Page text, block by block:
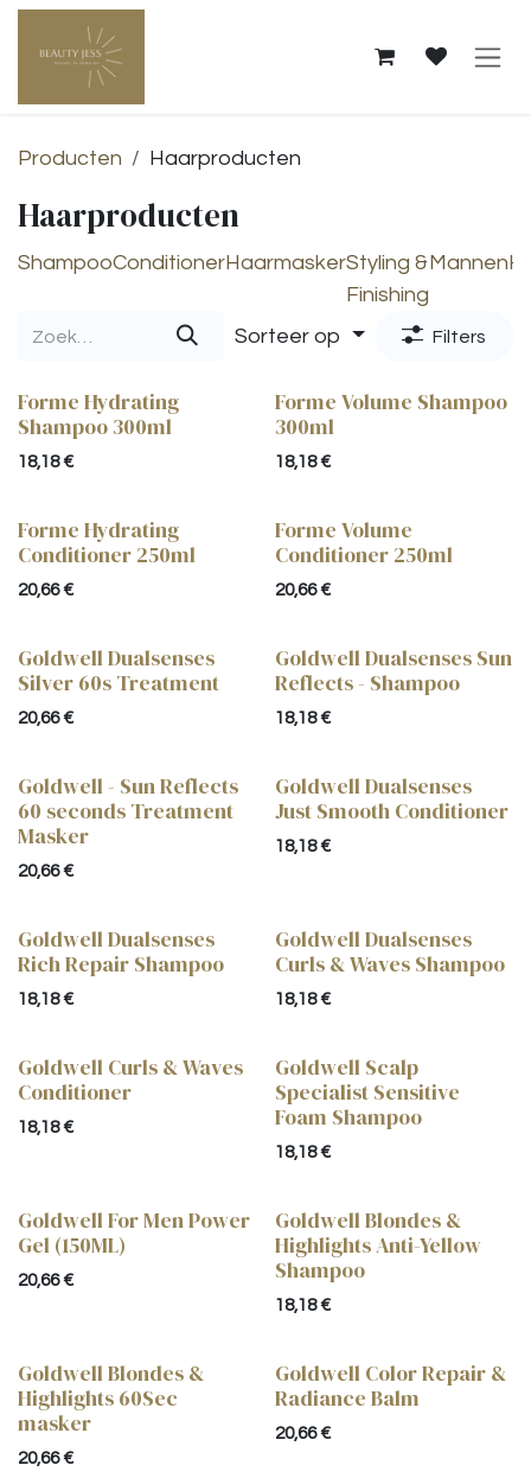
Overslaan naar inhoud
Producten Haarproducten
Haarproducten
ShampooConditionerHaarmaskerStyling &
Finishing
Mannen
Sorteer op Filters
Forme Hydrating
Shampoo 300ml
18,18€
Forme Volume Shampoo
300ml
18,18€
Forme Hydrating
Conditioner 250ml
20,66€
Forme Volume
Conditioner 250ml
20,66€
Goldwell Dualsenses
Silver 60s Treatment
20,66€
Goldwell Dualsenses Sun
Reflects - Shampoo
18,18€
Goldwell - Sun Reflects
60 seconds Treatment
Masker
20,66€
Goldwell Dualsenses
Just Smooth Conditioner
18,18€
Goldwell Dualsenses
Rich Repair Shampoo
18,18€
Goldwell Dualsenses
Curls & Waves Shampoo
18,18€
Goldwell Curls & Waves
Conditioner
18,18€
Goldwell Scalp
Specialist Sensitive
Foam Shampoo
18,18€
Goldwell For Men Power
Gel (150ML)
20,66€
Goldwell Blondes &
Highlights Anti-Yellow
Shampoo
18,18€
Goldwell Blondes &
Highlights 60Sec
masker
20,66€
Goldwell Color Repair &
Radiance Balm
20,66€